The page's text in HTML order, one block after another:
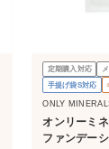
定期購入対応
手提げ袋S対応
ONLY
オンリーミ
ファンデー